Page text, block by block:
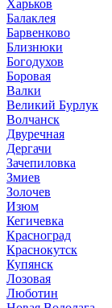
Харьков
Балаклея
Барвенково
Близнюки
Богодухов
Боровая
Валки
Великий Бурлук
Волчанск
Двуречная
Дергачи
Зачепиловка
Змиев
Золочев
Изюм
Кегичевка
Красноград
Краснокутск
Купянск
Лозовая
Люботин